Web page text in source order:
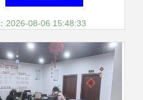
课
2026-08-06 15:48:33